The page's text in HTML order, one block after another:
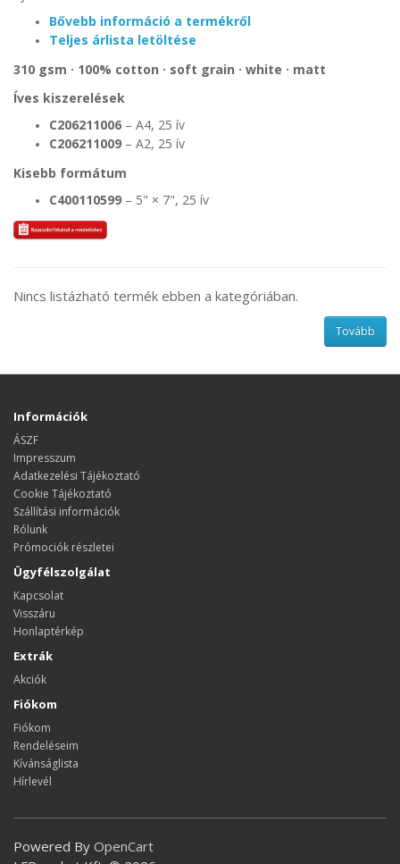
Bővebb információ a termékről
Teljes árlista letöltése
310 gsm · 100% cotton · soft grain · white · matt
Íves kiszerelések
C206211006 – A4, 25 ív
C206211009 – A2, 25 ív
Kisebb formátum
C400110599 – 5" × 7", 25 ív
Nincs listázható termék ebben a kategóriában.
Tovább
Információk
ÁSZF
Impresszum
Adatkezelési Tájékoztató
Cookie Tájékoztató
Szállítási információk
Rólunk
Prómociók részletei
Ügyfélszolgálat
Kapcsolat
Visszáru
Honlaptérkép
Extrák
Akciók
Fiókom
Fiókom
Rendeléseim
Kívánságlista
Hírlevél
Powered By OpenCart